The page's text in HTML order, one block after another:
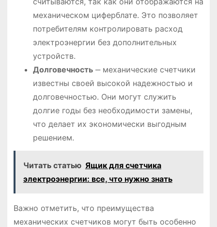
механическом циферблате. Это позволяет
потребителям контролировать расход
электроэнергии без дополнительных
устройств.
Долговечность‒ механические счетчики
известны своей высокой надежностью и
долговечностью. Они могут служить
долгие годы без необходимости замены,
что делает их экономически выгодным
решением.
Читать статью Ящик для счетчика
электроэнергии: все, что нужно знать
Важно отметить, что преимущества
механических счетчиков могут быть особенно